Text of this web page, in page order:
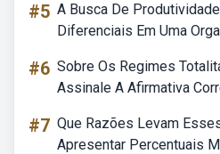
#5 A Busca De
Diferenciais Em Uma
#6 Sobre Os Regimes
Assinale A Afirmativa
#7 Que Razões Levam
Apresentar Percentuais